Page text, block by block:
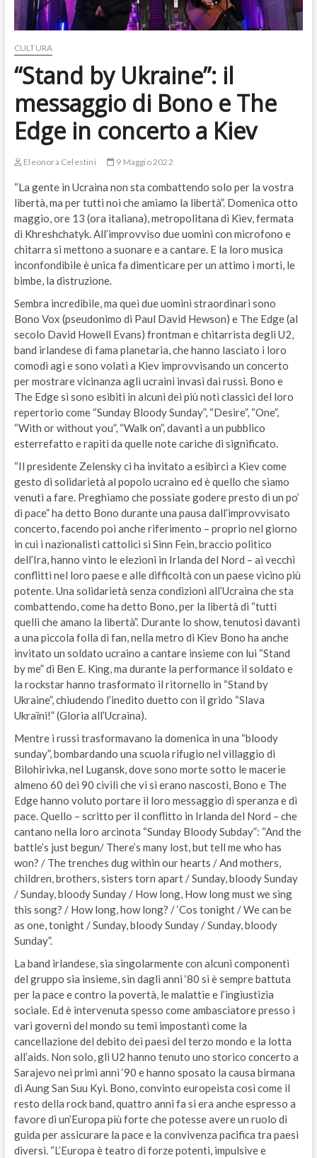
CULTURA
“Stand by Ukraine”: il
messaggio di Bono e The
Edge in concerto a Kiev
Eleonora Celestini 9 Maggio 2022
“La gente in Ucraina non sta combattendo solo per la vostra
libertà, ma per tutti noi che amiamo la libertà”. Domenica otto
maggio, ore 13 (ora italiana), metropolitana di Kiev, fermata
di Khreshchatyk. All’improvviso due uomini con microfono e
chitarra si mettono a suonare e a cantare. E la loro musica
inconfondibile è unica fa dimenticare per un attimo i morti, le
bimbe, la distruzione.
Sembra incredibile, ma quei due uomini straordinari sono
Bono Vox (pseudonimo di Paul David Hewson) e The Edge (al
secolo David Howell Evans) frontman e chitarrista degli U2,
band irlandese di fama planetaria, che hanno lasciato i loro
comodi agi e sono volati a Kiev improvvisando un concerto
per mostrare vicinanza agli ucraini invasi dai russi. Bono e
The Edge si sono esibiti in alcuni dei più noti classici del loro
repertorio come “Sunday Bloody Sunday”, “Desire”, “One”,
“With or without you”, “Walk on”, davanti a un pubblico
esterrefatto e rapiti da quelle note cariche di significato.
“Il presidente Zelensky ci ha invitato a esibirci a Kiev come
gesto di solidarietà al popolo ucraino ed è quello che siamo
venuti a fare. Preghiamo che possiate godere presto di un po’
di pace” ha detto Bono durante una pausa dall’improvvisato
concerto, facendo poi anche riferimento – proprio nel giorno
in cui i nazionalisti cattolici si Sinn Fein, braccio politico
dell’Ira, hanno vinto le elezioni in Irlanda del Nord – ai vecchi
conflitti nel loro paese e alle difficoltà con un paese vicino più
potente. Una solidarietà senza condizioni all’Ucraina che sta
combattendo, come ha detto Bono, per la libertà di “tutti
quelli che amano la libertà”. Durante lo show, tenutosi davanti
a una piccola folla di fan, nella metro di Kiev Bono ha anche
invitato un soldato ucraino a cantare insieme con lui “Stand
by me” di Ben E. King, ma durante la performance il soldato e
la rockstar hanno trasformato il ritornello in “Stand by
Ukraine”, chiudendo l’inedito duetto con il grido “Slava
Ukraïni!” (Gloria all’Ucraina).
Mentre i russi trasformavano la domenica in una “bloody
sunday”, bombardando una scuola rifugio nel villaggio di
Bilohirivka, nel Lugansk, dove sono morte sotto le macerie
almeno 60 dei 90 civili che vi si erano nascosti, Bono e The
Edge hanno voluto portare il loro messaggio di speranza e di
pace. Quello – scritto per il conflitto in Irlanda del Nord – che
cantano nella loro arcinota “Sunday Bloody Subday”: “And the
battle’s just begun/ There’s many lost, but tell me who has
won? / The trenches dug within our hearts / And mothers,
children, brothers, sisters torn apart / Sunday, bloody Sunday
/ Sunday, bloody Sunday / How long, How long must we sing
this song? / How long, how long? / ‘Cos tonight / We can be
as one, tonight / Sunday, bloody Sunday / Sunday, bloody
Sunday”.
La band irlandese, sia singolarmente con alcuni componenti
del gruppo sia insieme, sin dagli anni ‘80 si è sempre battuta
per la pace e contro la povertà, le malattie e l’ingiustizia
sociale. Ed è intervenuta spesso come ambasciatore presso i
vari governi del mondo su temi impostanti come la
cancellazione del debito dei paesi del terzo mondo e la lotta
all’aids. Non solo, gli U2 hanno tenuto uno storico concerto a
Sarajevo nei primi anni ‘90 e hanno sposato la causa birmana
di Aung San Suu Kyi. Bono, convinto europeista così come il
resto della rock band, quattro anni fa si era anche espresso a
favore di un’Europa più forte che potesse avere un ruolo di
guida per assicurare la pace e la convivenza pacifica tra paesi
diversi. “L’Europa è teatro di forze potenti, impulsive e